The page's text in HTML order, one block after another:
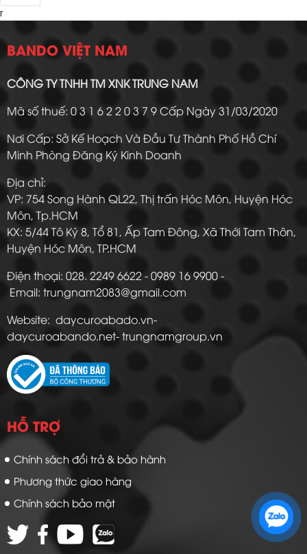
r
BANDO VIỆT NAM
CÔNG TY TNHH TM XNK TRUNG NAM
Mã số thuế: 0 3 1 6 2 2 0 3 7 9 Cấp Ngày 31/03/2020
Nơi Cấp: Sở Kế Hoạch Và Đầu Tư Thành Phố Hồ Chí
Minh Phòng Đăng Ký Kinh Doanh
Địa chỉ:
VP: 754 Song Hành QL22, Thị trấn Hóc Môn, Huyện Hóc
Môn, Tp.HCM
KX: 5/44 Tô Ký 8, Tổ 81, Ấp Tam Đông, Xã Thới Tam Thôn,
Huyện Hóc Môn, TP.HCM
Điện thoại: 028. 2249 6622 - 0989 16 9900 -
Email: trungnam2083@gmail.com
Website: daycuroabado.vn-
daycuroabando.net- trungnamgroup.vn
HỖ TRỢ
Chính sách đổi trả & bảo hành
Phương thức giao hàng
Chính sách bảo mật
Zalo 2: 0972 14 9900